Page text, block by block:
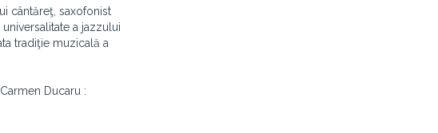
cântăreţ, saxofonist
a jazzului
tradiţie muzicală a
Ducaru :